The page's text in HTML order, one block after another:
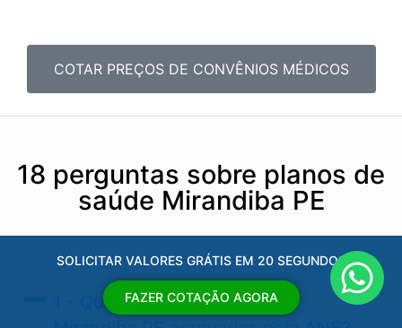
COTAR PREÇOS DE CONVÊNIOS MÉDICOS
18 perguntas sobre planos de
saúde Mirandiba PE
1 - Quais os planos de saúde
SOLICITAR VALORES GRÁTIS EM 20 SEGUNDOS
FAZER COTAÇÃO AGORA